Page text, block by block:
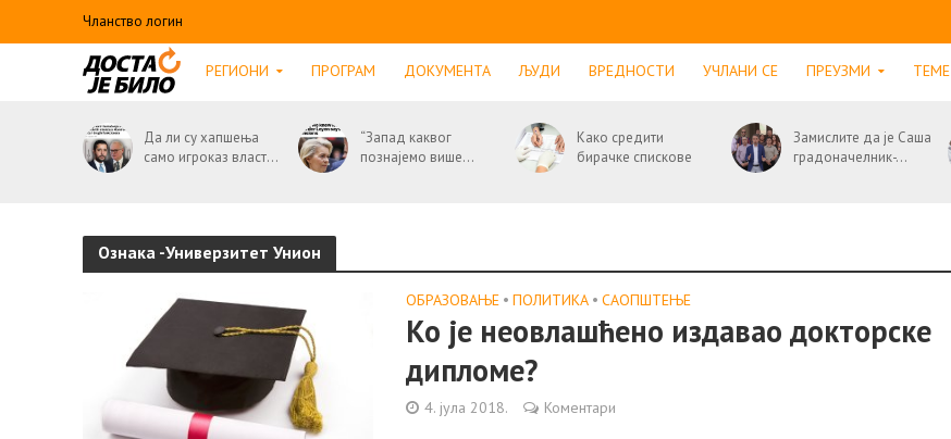
Чланство логин
РЕГИОНИ ПРОГРАМ ДОКУМЕНТА ЉУДИ ВРЕДНОСТИ УЧЛАНИ СЕ ПРЕУЗМИ ТЕМЕ
Да ли су хапшења
само игроказ власт...
“Запад каквог
познајемо више...
Како средити
бирачке спискове
Замислите да је Саша
градоначелник-...
Ознака -Универзитет Унион
ОБРАЗОВАЊЕ • ПОЛИТИКА • САОПШТЕЊE
Ко је неовлашћено издавао докторске
дипломе?
4. јула 2018. Коментари